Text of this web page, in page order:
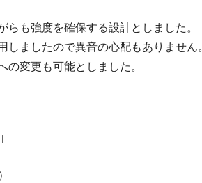
も強度を確保する設計としました。
しましたので異音の心配もありません。
変更も可能としました。